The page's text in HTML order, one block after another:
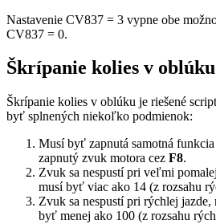
Nastavenie CV837 = 3 vypne obe
CV837 = 0.
Škrípanie kolies v oblúku
Škrípanie kolies v oblúku je riešené
byť splnených niekoľko podmienok:
Musí byť zapnutá samotná funkcia
zapnutý zvuk motora cez F8.
Zvuk sa nespustí pri veľmi
musí byť viac ako 14 (z rozsahu
Zvuk sa nespustí pri rýchlej
byť menej ako 100 (z rozsahu